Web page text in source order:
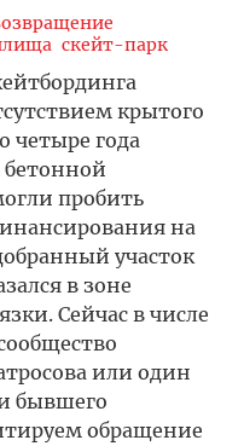
скейт-парк
крытого
четыре года
бетонной
пробить
на
участок
в зоне
Сейчас в числе
или один
бывшего
обращение